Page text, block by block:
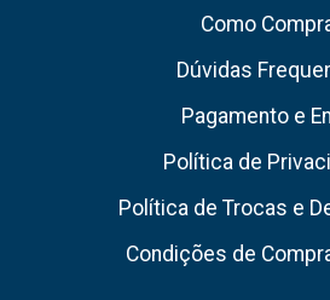
Como
Dúvidas
Pagamento e
Política de
Política de Trocas e
Condições de